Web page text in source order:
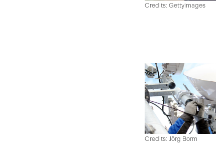
Credits: Gettyimages
Credits: Jörg Borm